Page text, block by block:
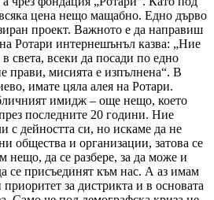
цена нещо мащабно. Едно дърво
проект. Важното е да направиш
Ротари интернешънъл казва: „Ние
света, всеки да посади по едно
прави, мисията е изпълнена“. В
имате цяла алея на Ротари.
имидж – още нещо, което
последните 20 години. Ние
с дейността си, но искаме да не
общества и организации, затова се
нещо, да се разбере, за да може и
се присъединят към нас. А аз имам
за дистрикта и в основата